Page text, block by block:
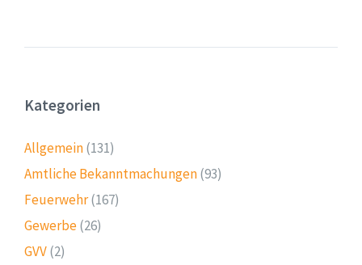
Beiträge
Kategorien
Allgemein(131)
Amtliche Bekanntmachungen(93)
Feuerwehr(167)
Gewerbe(26)
GVV(2)